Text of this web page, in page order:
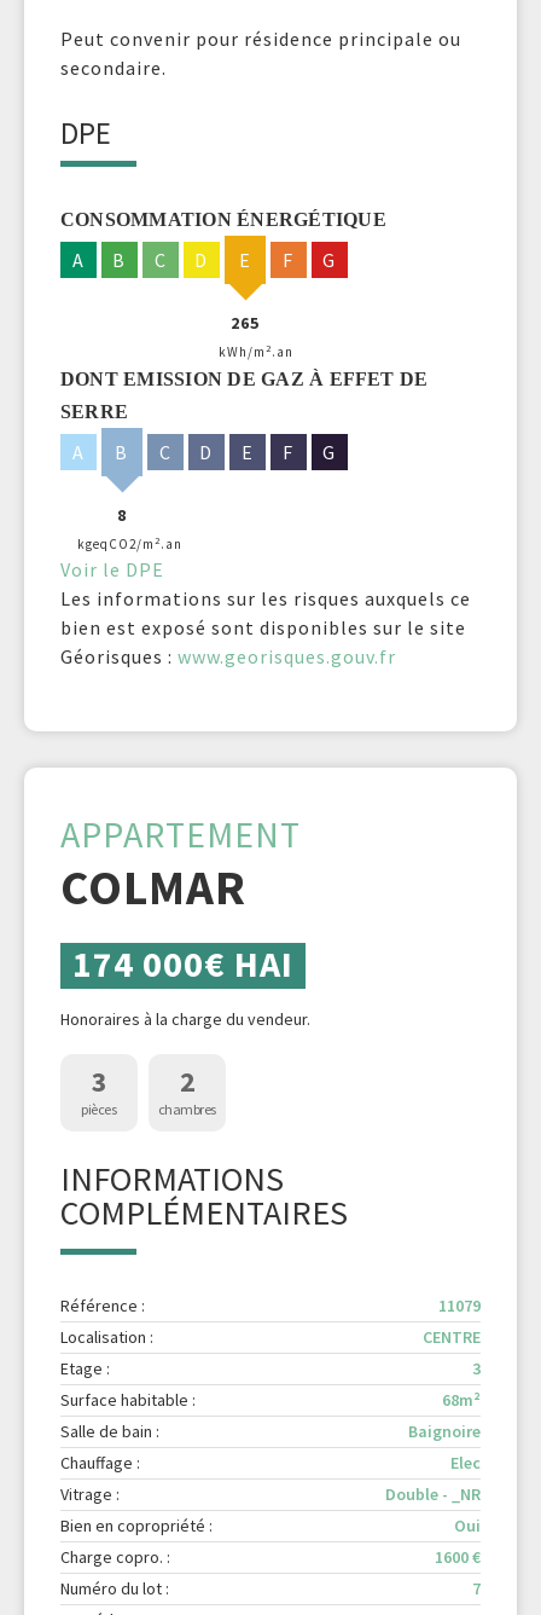
APPARTEMENT
COLMAR
174 000€ HAI
Honoraires à la charge du vendeur.
3
pièces
2
chambres
INFORMATIONS
COMPLÉMENTAIRES
Référence :
11079
Localisation :
CENTRE
Etage :
3
Surface habitable :
68m²
Salle de bain :
Baignoire
Chauffage :
Elec
Vitrage :
Double - _NR
Bien en copropriété :
Oui
Charge copro. :
1600 €
Numéro du lot :
7
Peut convenir pour résidence principale ou
secondaire.
DPE
CONSOMMATION ÉNERGÉTIQUE
A B C D E
265
kWh/m 2 .an
F G
DONT EMISSION DE GAZ À EFFET DE
SERRE
A B
8
kgeqCO2/m 2 .an
C D E F G
Voir le DPE
Les informations sur les risques auxquels ce
bien est exposé sont disponibles sur le site
Géorisques : www.georisques.gouv.fr